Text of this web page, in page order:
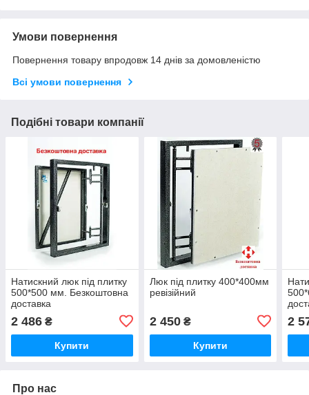
Умови повернення
Повернення товару впродовж 14 днів за домовленістю
Всі умови повернення
Подібні товари компанії
Натискний люк під плитку
500*500 мм. Безкоштовна
доставка
2 486 ₴
Купити
Люк під плитку 400*400мм
ревізійний
2 450₴
Купити
2
Про нас